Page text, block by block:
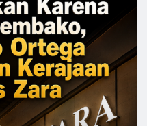
Kok
Berat?